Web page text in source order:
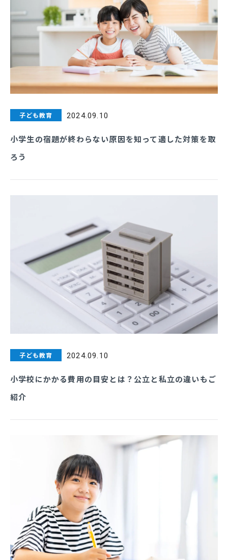
子ども教育 2024.09.10
小学生の宿題が終わらない原因を知って適した対策を取
ろう
子ども教育 2024.09.10
小学校にかかる費用の目安とは？公立と私立の違いもご
紹介